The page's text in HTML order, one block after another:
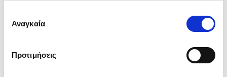
ενδιαφέρουν και να επιλέξετε από τα παρακάτω με την
΄΄και να ενημερωθείτε σχετικά με
συγκατάθεσης
Αναγκαία
Προτιμήσεις